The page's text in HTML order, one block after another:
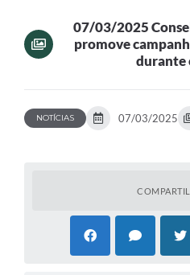
07/03/2025
promove
durante
NOTÍCIAS 07/03/2025